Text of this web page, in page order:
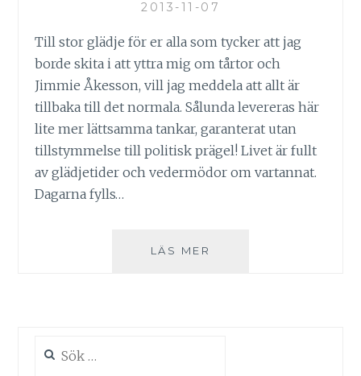
2013-11-07
Till stor glädje för er alla som tycker att jag
borde skita i att yttra mig om tårtor och
Jimmie Åkesson, vill jag meddela att allt är
tillbaka till det normala. Sålunda levereras här
lite mer lättsamma tankar, garanterat utan
tillstymmelse till politisk prägel! Livet är fullt
av glädjetider och vedermödor om vartannat.
Dagarna fylls…
LÄS MER
efter: